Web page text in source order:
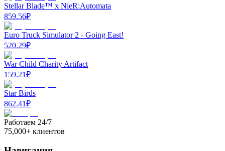
Stellar Blade™ x NieR:Automata
859.56₽
Euro Truck Simulator 2 - Going East!
520.29₽
War Child Charity Artifact
159.21₽
Star Birds
862.41₽
Работаем 24/7
75,000+ клиентов